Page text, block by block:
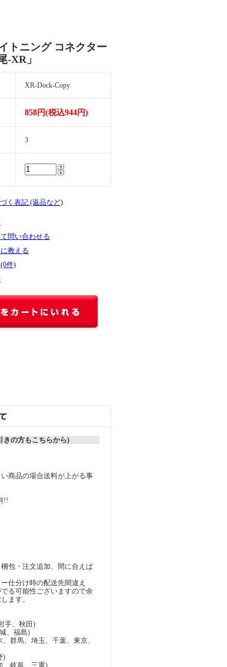
トニング コネクター
-XR」
XR-Dock-Copy
858円(税込944円)
3
く表記 (返品など)
問い合わせる
教える
件)
の方もこちらから)
商品の場合送料が上がる事
!!
包・注文追加、間に合えば
仕分け時の配送先間違え
る可能性ございますので余
ます。
手、秋田)
、福島)
群馬、埼玉、千葉、東京、
)
、岐阜、三重)